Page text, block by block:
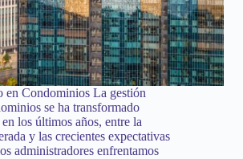
en Condominios La gestión
se ha transformado
los últimos años, entre la
y las crecientes expectativas
administradores enfrentamos